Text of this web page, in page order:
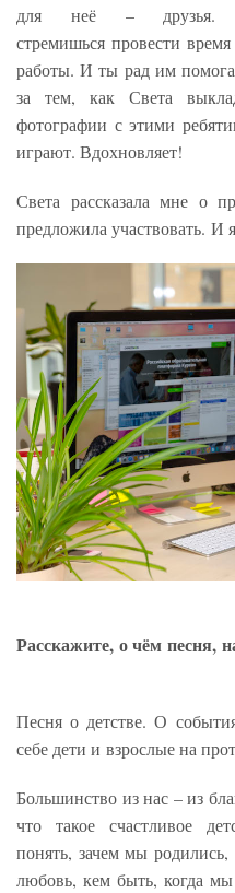
для неё –
стремишься провести
работы. И ты рад им
за тем, как Света
фотографии с этими
играют. Вдохновляет!
Света рассказала мне о
предложила участвовать. И
Расскажите, о чём песня,
Песня о детстве. О
себе дети и взрослые на
Большинство из нас – из
что такое счастливое
понять, зачем мы
любовь, кем быть, когда